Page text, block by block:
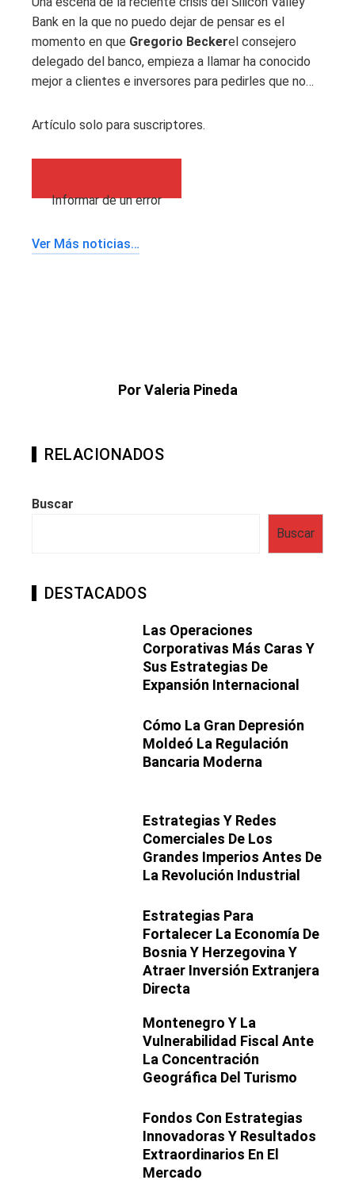
Bank en la que no puedo dejar de pensar es el
momento en que Gregorio Beckerel consejero
delegado del banco, empieza a llamar ha conocido
mejor a clientes e inversores para pedirles que no…
Artículo solo para suscriptores.
Informar de un error
Ver Más noticias…
Por Valeria Pineda
RELACIONADOS
Buscar
Buscar
DESTACADOS
Las Operaciones
Corporativas Más Caras Y
Sus Estrategias De
Expansión Internacional
Cómo La Gran Depresión
Moldeó La Regulación
Bancaria Moderna
Estrategias Y Redes
Comerciales De Los
Grandes Imperios Antes De
La Revolución Industrial
Estrategias Para
Fortalecer La Economía De
Bosnia Y Herzegovina Y
Atraer Inversión Extranjera
Directa
Montenegro Y La
Vulnerabilidad Fiscal Ante
La Concentración
Geográfica Del Turismo
Fondos Con Estrategias
Innovadoras Y Resultados
Extraordinarios En El
Mercado